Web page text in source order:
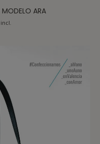
ARA
incl.